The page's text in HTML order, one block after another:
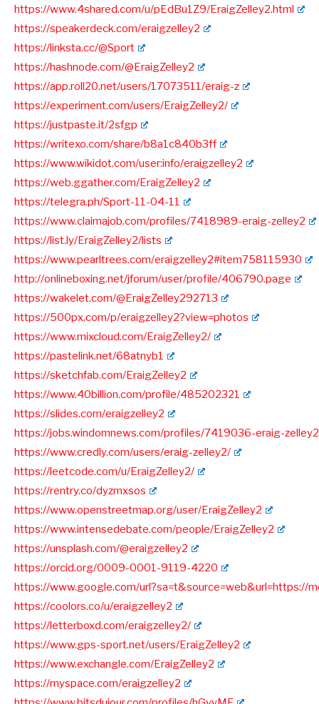
https://www.4shared.com/u/pEdBu1Z9/EraigZelley2.html
https://speakerdeck.com/eraigzelley2
https://linksta.cc/@Sport
https://hashnode.com/@EraigZelley2
https://app.roll20.net/users/17073511/eraig-z
https://experiment.com/users/EraigZelley2/
https://justpaste.it/2sfgp
https://writexo.com/share/b8a1c840b3ff
https://www.wikidot.com/user:info/eraigzelley2
https://web.ggather.com/EraigZelley2
https://telegra.ph/Sport-11-04-11
https://www.claimajob.com/profiles/7418989-eraig-zelley2
https://list.ly/EraigZelley2/lists
https://www.pearltrees.com/eraigzelley2#item758115930
http://onlineboxing.net/jforum/user/profile/406790.page
https://wakelet.com/@EraigZelley292713
https://500px.com/p/eraigzelley2?view=photos
https://www.mixcloud.com/EraigZelley2/
https://pastelink.net/68atnyb1
https://sketchfab.com/EraigZelley2
https://www.40billion.com/profile/485202321
https://slides.com/eraigzelley2
https://jobs.windomnews.com/profiles/7419036-eraig-zelley2
https://www.credly.com/users/eraig-zelley2/
https://leetcode.com/u/EraigZelley2/
https://rentry.co/dyzmxsos
https://www.openstreetmap.org/user/EraigZelley2
https://www.intensedebate.com/people/EraigZelley2
https://unsplash.com/@eraigzelley2
https://orcid.org/0009-0001-9119-4220
https://www.google.com/url?sa=t&source=web&url=https://
https://coolors.co/u/eraigzelley2
https://letterboxd.com/eraigzelley2/
https://www.gps-sport.net/users/EraigZelley2
https://www.exchangle.com/EraigZelley2
https://myspace.com/eraigzelley2